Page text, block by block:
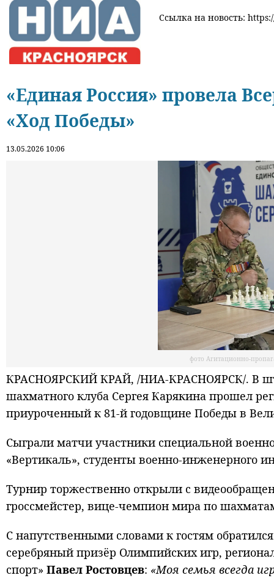
Ссылка на новость:
«Единая Россия» провела
«Ход Победы»
13.05.2026 10:06
фото Агитационно-
КРАСНОЯРСКИЙ КРАЙ, /НИА-КРАСНОЯРСК/. В
шахматного клуба Сергея Карякина прошел
приуроченный к 81-й годовщине Победы в
Сыграли матчи участники специальной
«Вертикаль», студенты военно-инженерного
Турнир торжественно открыли с
гроссмейстер, вице-чемпион мира по
С напутственными словами к гостям
серебряный призёр Олимпийских игр,
спорт» Павел Ростовцев: «Моя семья всегда